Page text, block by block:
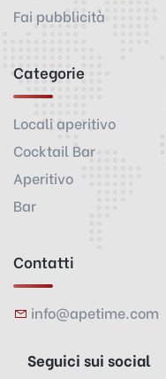
Fai pubblicità
Categorie
Locali aperitivo
Cocktail Bar
Aperitivo
Bar
Contatti
info@apetime.com
Seguici sui social